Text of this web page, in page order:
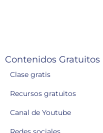
Contenidos Gratuitos
Clase gratis
Recursos gratuitos
Canal de Youtube